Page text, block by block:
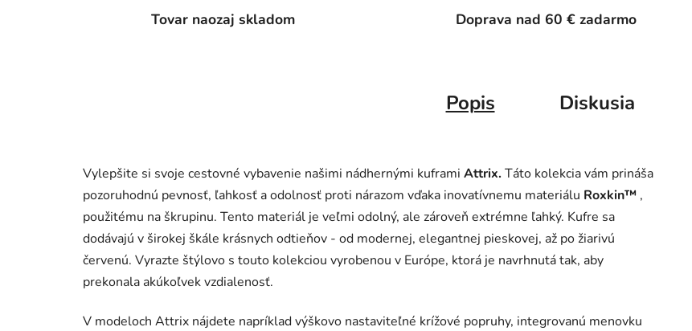
Tovar naozaj skladom Doprava nad 60 € zadarmo
Popis Diskusia
Vylepšite si svoje cestovné vybavenie našimi nádhernými kuframi Attrix. Táto kolekcia vám prináša
pozoruhodnú pevnosť, ľahkosť a odolnosť proti nárazom vďaka inovatívnemu materiálu Roxkin™ ,
použitému na škrupinu. Tento materiál je veľmi odolný, ale zároveň extrémne ľahký. Kufre sa
dodávajú v širokej škále krásnych odtieňov - od modernej, elegantnej pieskovej, až po žiarivú
červenú. Vyrazte štýlovo s touto kolekciou vyrobenou v Európe, ktorá je navrhnutá tak, aby
prekonala akúkoľvek vzdialenosť.
V modeloch Attrix nájdete napríklad výškovo nastaviteľné krížové popruhy, integrovanú menovku